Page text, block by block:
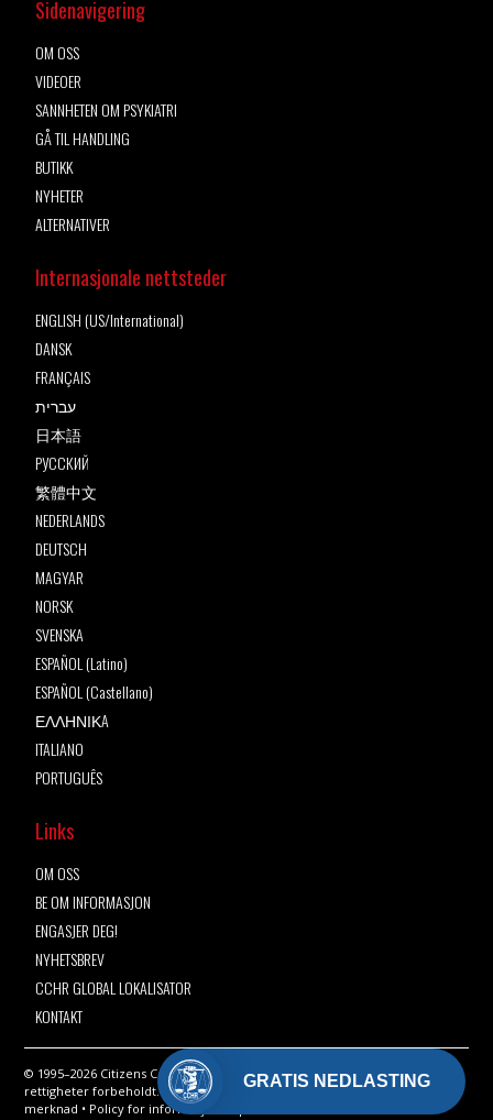
Sidenavigering
OM OSS
VIDEOER
SANNHETEN OM PSYKIATRI
GÅ TIL HANDLING
BUTIKK
NYHETER
ALTERNATIVER
Internasjonale nettsteder
ENGLISH (US/International)
DANSK
FRANÇAIS
עברית
日本語
РУССКИЙ
繁體中文
NEDERLANDS
DEUTSCH
MAGYAR
NORSK
SVENSKA
ESPAÑOL (Latino)
ESPAÑOL (Castellano)
ΕΛΛΗΝΙΚA
ITALIANO
PORTUGUÊS
Links
OM OSS
BE OM INFORMASJON
ENGASJER DEG!
NYHETSBREV
CCHR GLOBAL LOKALISATOR
KONTAKT
© 1995–2026 Citizens Commission on Human Rights International. Alle
rettigheter forbeholdt. Fortrolighetserklæring•Vilkår for bruk •Juridisk
merknad • Policy for informasjonskapsler
GRATIS NEDLASTING